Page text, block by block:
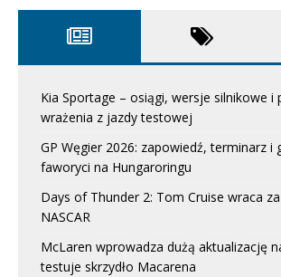
Kia Sportage – osiągi, wersje silnikowe i
wrażenia z jazdy testowej
GP Węgier 2026: zapowiedź, terminarz i
faworyci na Hungaroringu
Days of Thunder 2: Tom Cruise wraca
NASCAR
McLaren wprowadza dużą aktualizację
testuje skrzydło Macarena